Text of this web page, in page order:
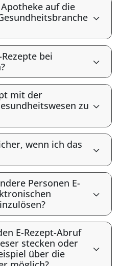
auf die
bei
mit der
zu
wenn ich das
Personen E-
E-Rezept-Abruf
stecken oder
über die